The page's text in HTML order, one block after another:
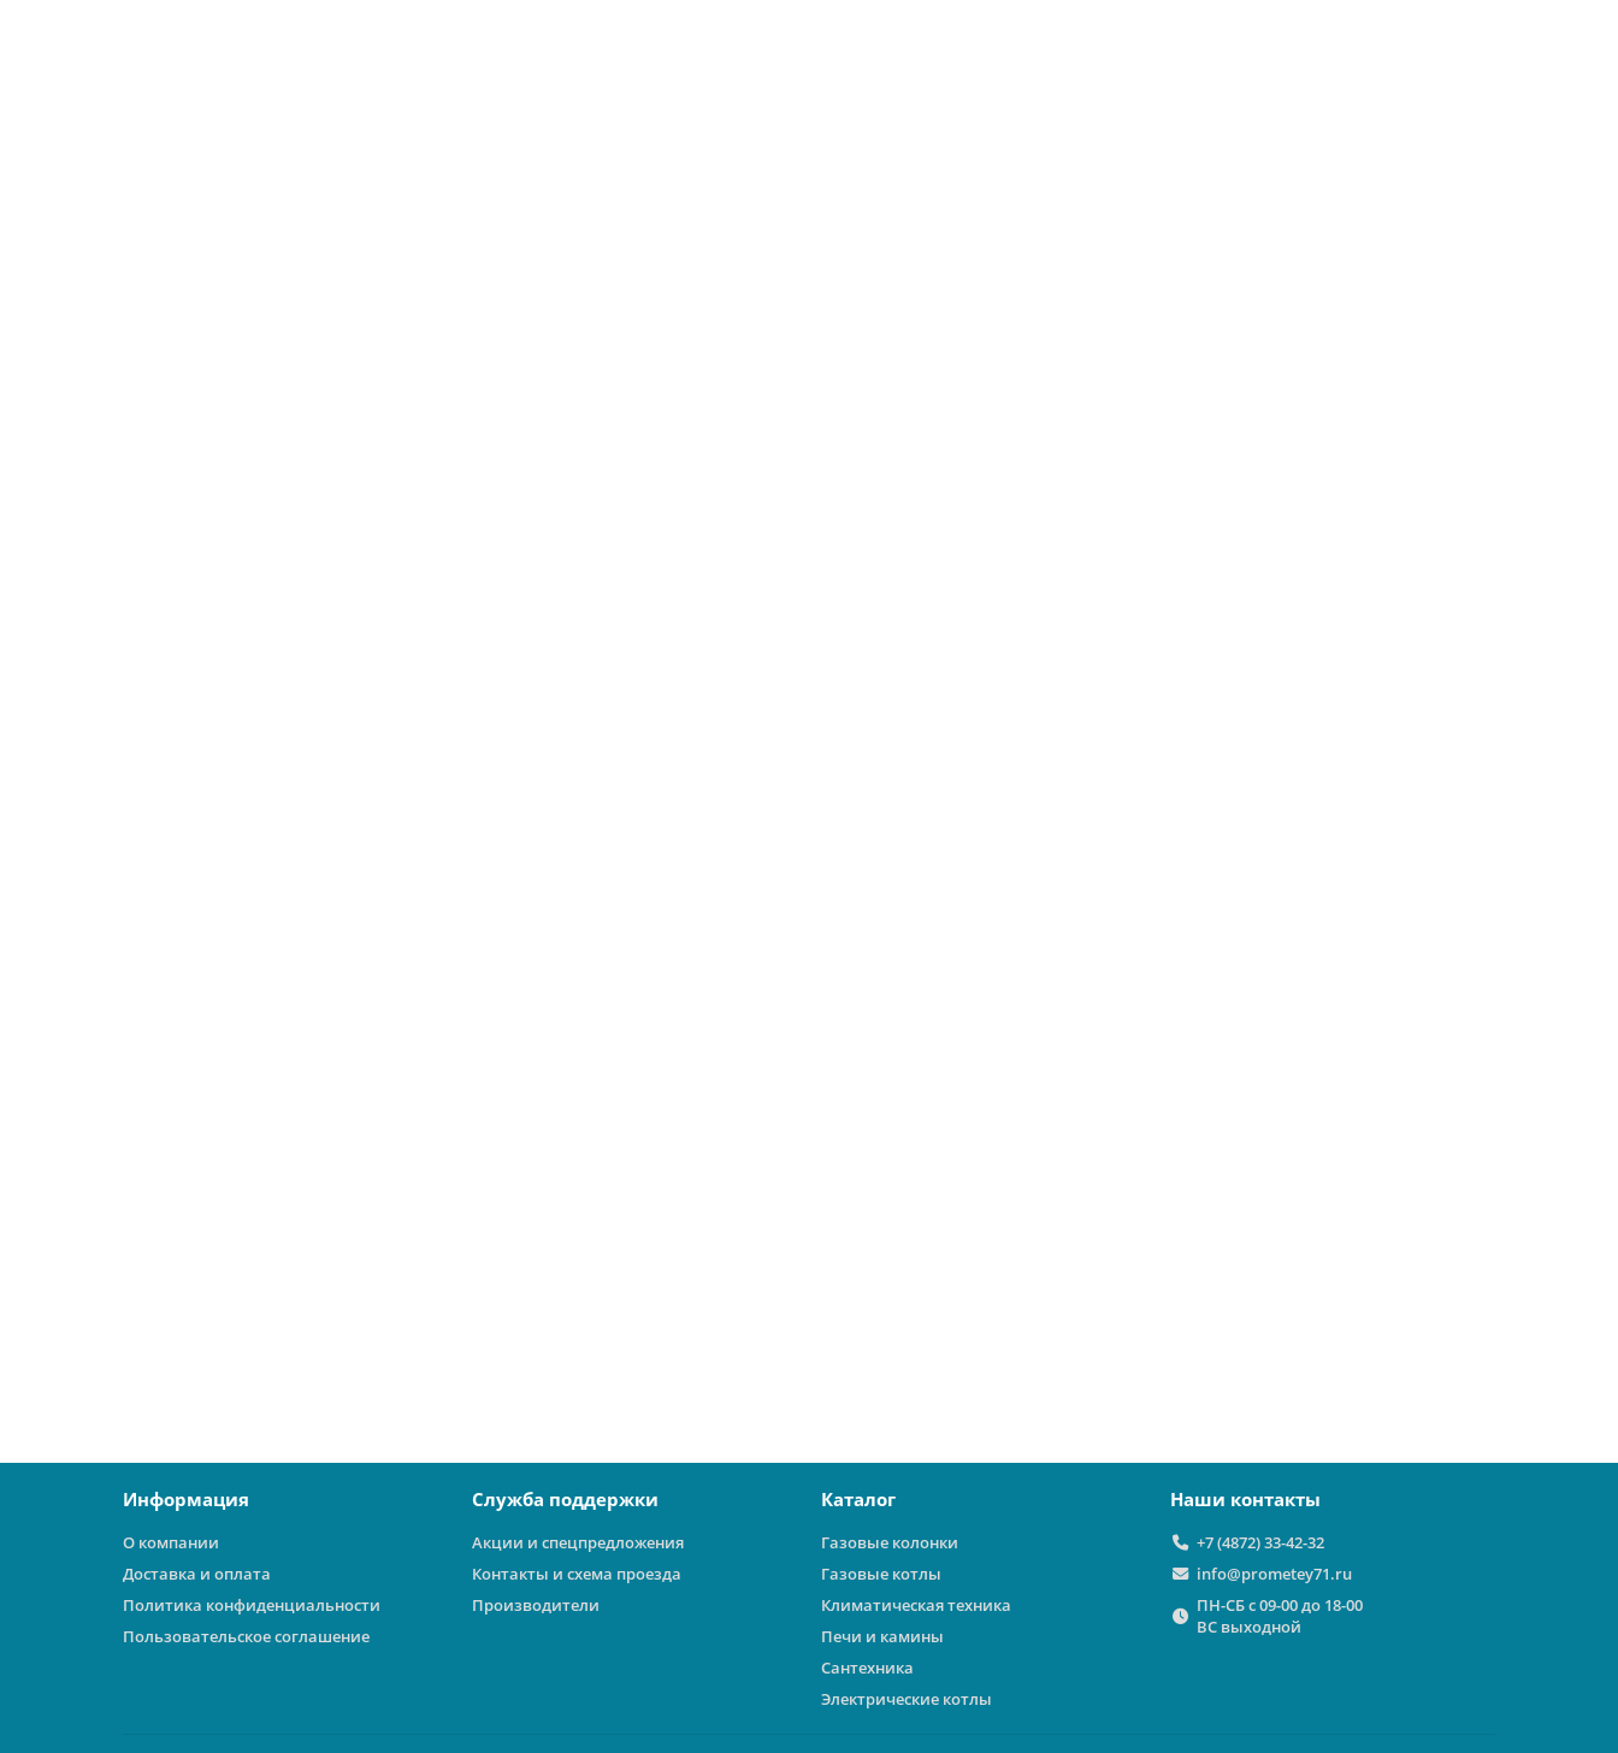
Информация
О компании
Доставка и оплата
Политика конфиденциальности
Пользовательское соглашение
Служба поддержки
Акции и спецпредложения
Контакты и схема проезда
Производители
Каталог
Газовые колонки
Газовые котлы
Климатическая техника
Печи и камины
Сантехника
Электрические котлы
Наши контакты
+7 (4872) 33-42-32
info@prometey71.ru
ПН-СБ с 09-00 до 18-00
ВС выходной